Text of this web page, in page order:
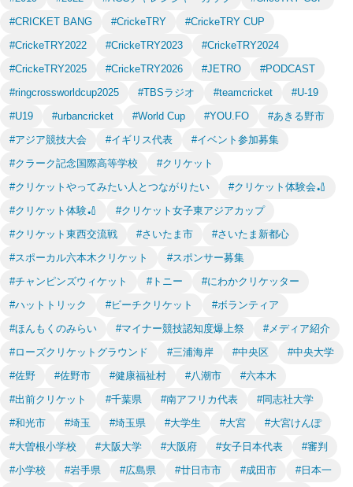
#CRICKET BANG
#CrickeTRY
#CrickeTRY CUP
#CrickeTRY2022
#CrickeTRY2023
#CrickeTRY2024
#CrickeTRY2025
#CrickeTRY2026 #JETRO
#PODCAST
#ringcrossworldcup2025
#TBSラジオ #teamcricket
#U-19
#U19
#urbancricket #World Cup #YOU.FO
#あきる野市
#アジア競技大会
#イギリス代表
#イベント参加募集
#クラーク記念国際高等学校
#クリケット
#クリケットやってみたい人とつながりたい
#クリケット体験会🏏
#クリケット体験🏏
#クリケット女子東アジアカップ
#クリケット東西交流戦
#さいたま市
#さいたま新都心
#スポーカル六本木クリケット
#スポンサー募集
#チャンピンズウィケット
#トニー
#にわかクリケッター
#ハットトリック
#ビーチクリケット
#ボランティア
#ほんもくのみらい
#マイナー競技認知度爆上祭
#メディア紹介
#ローズクリケットグラウンド
#三浦海岸 #中央区
#中央大学
#佐野
#佐野市 #健康福祉村 #八潮市
#六本木
#出前クリケット
#千葉県 #南アフリカ代表
#同志社大学
#和光市
#埼玉 #埼玉県 #大学生 #大宮
#大宮けんぽ
#大曽根小学校
#大阪大学 #大阪府 #女子日本代表
#審判
#小学校
#岩手県 #広島県 #廿日市市 #成田市
#日本一